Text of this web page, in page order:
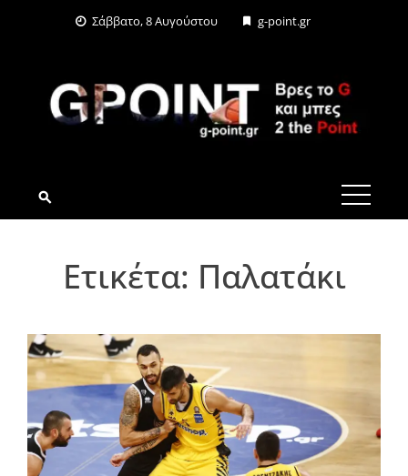
Σάββατο, 8 Αυγούστου g-point.gr
G-POINT.GR
Ετικέτα: Παλατάκι